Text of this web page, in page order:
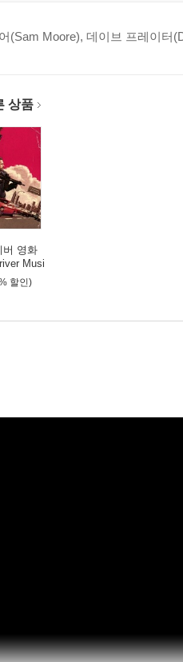
(Sam Moore), 데이브 프레이터
상품
버 영화
Musi
Pic
할인)